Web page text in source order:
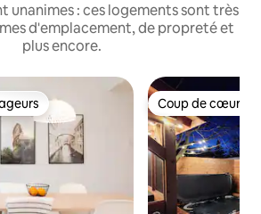
unanimes : ces logements sont très
d'emplacement, de propreté et
plus encore.
Coup de cœur
Coup de cœur